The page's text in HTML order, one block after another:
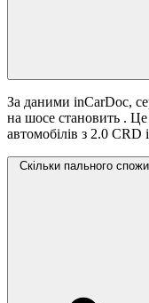
За даними inCarDoc,
на шосе становить . Це
автомобілів з 2.0
Скільки пального